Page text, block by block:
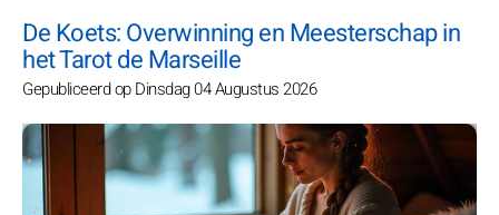
De Koets: Overwinning en Meesterschap in
het Tarot de Marseille
Gepubliceerd op Dinsdag 04 Augustus 2026